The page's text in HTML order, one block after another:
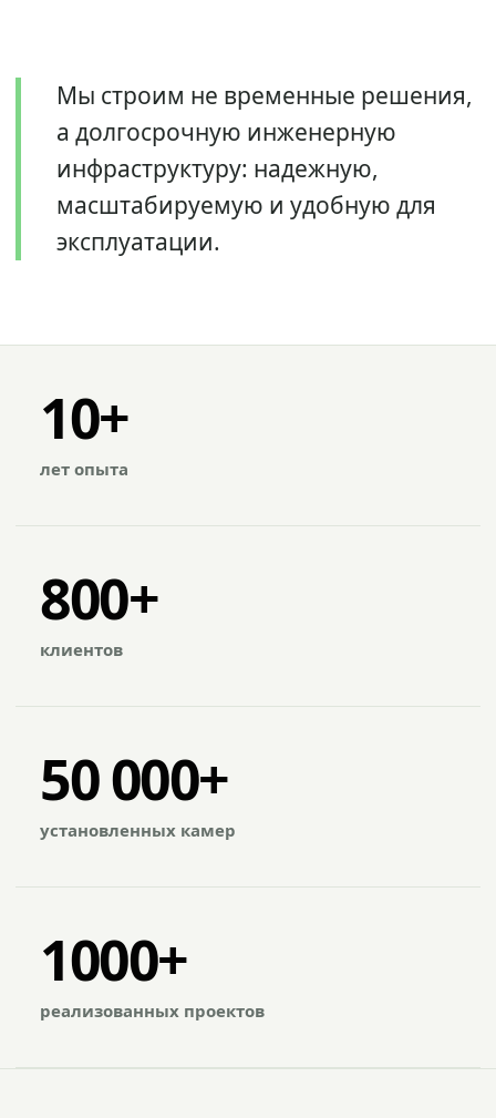
Мы строим не временные решения,
а долгосрочную инженерную
инфраструктуру: надежную,
масштабируемую и удобную для
эксплуатации.
10+
лет опыта
800+
клиентов
50 000+
установленных камер
1000+
реализованных проектов